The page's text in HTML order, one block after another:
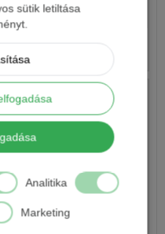
sütik letiltása
Analitika
Marketing
SHAD